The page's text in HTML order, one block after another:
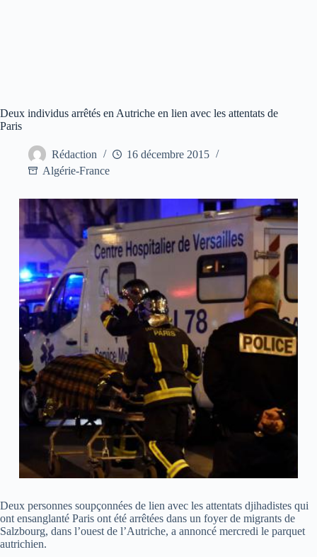
Deux individus arrêtés en Autriche en lien avec les attentats de
Paris
Rédaction
16 décembre 2015
Algérie-France
Deux personnes soupçonnées de lien avec les attentats djihadistes qui
ont ensanglanté Paris ont été arrêtées dans un foyer de migrants de
Salzbourg, dans l’ouest de l’Autriche, a annoncé mercredi le parquet
autrichien.